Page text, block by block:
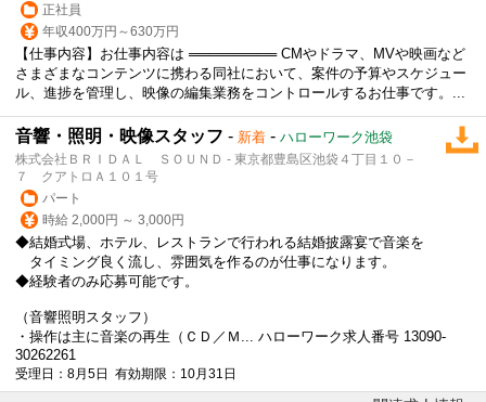
正社員
年収400万円～630万円
【仕事内容】お仕事内容は ═════════ CMやドラマ、MVや映画など
さまざまなコンテンツに携わる同社において、案件の予算やスケジュー
ル、進捗を管理し、映像の編集業務をコントロールするお仕事です。...
音響・照明・映像スタッフ - 新着 - ハローワーク池袋
株式会社ＢＲＩＤＡＬ ＳＯＵＮＤ - 東京都豊島区池袋４丁目１０－
７ クアトロＡ１０１号
パート
時給 2,000円 ～ 3,000円
◆結婚式場、ホテル、レストランで行われる結婚披露宴で音楽を
タイミング良く流し、雰囲気を作るのが仕事になります。
◆経験者のみ応募可能です。
（音響照明スタッフ ）
・操作は主に音楽の再生（ＣＤ／Ｍ... ハローワーク求人番号 13090-
30262261
受理日：8月5日 有効期限：10月31日